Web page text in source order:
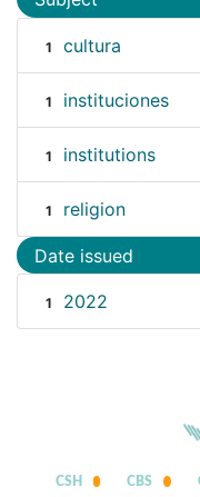
1 cultura
1 instituciones
1 institutions
1 religion
Date issued
1 2022
CSH CBS